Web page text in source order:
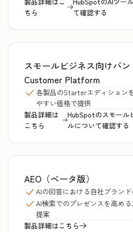
ちら
て確認する
スモールビジネス向けバ
Customer Platform
各製品のStarterエディション
やすい価格で提供
製品詳細は
こちら
HubSpotのスモール
ルについて確認する
AEO（ベータ版）
AIの回答における自社ブラン
AI検索でのプレゼンスを高め
提案
製品詳細はこちら